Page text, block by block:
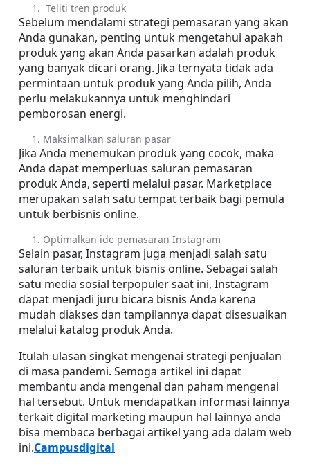
Teliti tren produk
Sebelum mendalami strategi pemasaran yang akan
Anda gunakan, penting untuk mengetahui apakah
produk yang akan Anda pasarkan adalah produk
yang banyak dicari orang. Jika ternyata tidak ada
permintaan untuk produk yang Anda pilih, Anda
perlu melakukannya untuk menghindari
pemborosan energi.
Maksimalkan saluran pasar
Jika Anda menemukan produk yang cocok, maka
Anda dapat memperluas saluran pemasaran
produk Anda, seperti melalui pasar. Marketplace
merupakan salah satu tempat terbaik bagi pemula
untuk berbisnis online.
Optimalkan ide pemasaran Instagram
Selain pasar, Instagram juga menjadi salah satu
saluran terbaik untuk bisnis online. Sebagai salah
satu media sosial terpopuler saat ini, Instagram
dapat menjadi juru bicara bisnis Anda karena
mudah diakses dan tampilannya dapat disesuaikan
melalui katalog produk Anda.
Itulah ulasan singkat mengenai strategi penjualan
di masa pandemi. Semoga artikel ini dapat
membantu anda mengenal dan paham mengenai
hal tersebut. Untuk mendapatkan informasi lainnya
terkait digital marketing maupun hal lainnya anda
bisa membaca berbagai artikel yang ada dalam web
ini.Campusdigital